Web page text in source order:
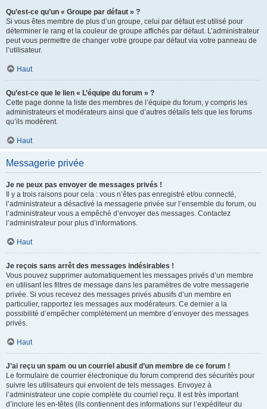
Qu’est-ce qu’un « Groupe par défaut » ?
Si vous êtes membre de plus d’un groupe, celui par défaut est utilisé pour
déterminer le rang et la couleur de groupe affichés par défaut. L’administrateur
peut vous permettre de changer votre groupe par défaut via votre panneau de
l’utilisateur.
Haut
Qu’est-ce que le lien « L’équipe du forum » ?
Cette page donne la liste des membres de l’équipe du forum, y compris les
administrateurs et modérateurs ainsi que d’autres détails tels que les forums
qu’ils modèrent.
Haut
Messagerie privée
Je ne peux pas envoyer de messages privés !
Il y a trois raisons pour cela : vous n’êtes pas enregistré et/ou connecté,
l’administrateur a désactivé la messagerie privée sur l’ensemble du forum, ou
l’administrateur vous a empêché d’envoyer des messages. Contactez
l’administrateur pour plus d’informations.
Haut
Je reçois sans arrêt des messages indésirables !
Vous pouvez supprimer automatiquement les messages privés d’un membre
en utilisant les filtres de message dans les paramètres de votre messagerie
privée. Si vous recevez des messages privés abusifs d’un membre en
particulier, rapportez les messages aux modérateurs. Ce dernier a la
possibilité d’empêcher complètement un membre d’envoyer des messages
privés.
Haut
J’ai reçu un spam ou un courriel abusif d’un membre de ce forum !
Le formulaire de courrier électronique du forum comprend des sécurités pour
suivre les utilisateurs qui envoient de tels messages. Envoyez à
l’administrateur une copie complète du courriel reçu. Il est très important
d’inclure les en-têtes (ils contiennent des informations sur l’expéditeur du